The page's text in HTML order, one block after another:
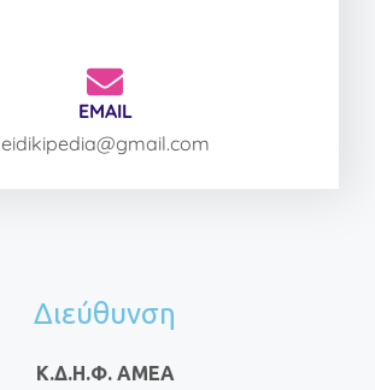
EMAIL
eidikipedia@gmail.com
Διεύθυνση
Κ.Δ.Η.Φ. ΑΜΕΑ